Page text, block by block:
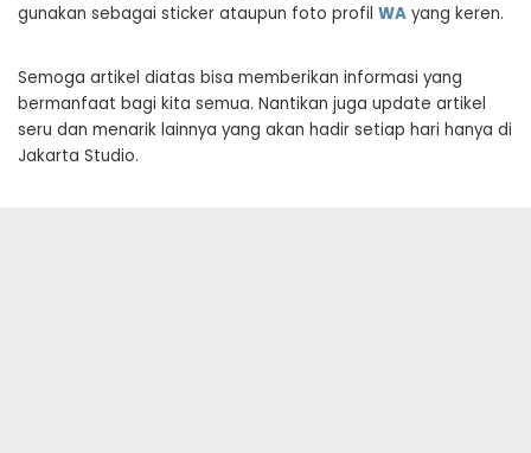
gunakan sebagai sticker ataupun foto profil WA yang keren.
Semoga artikel diatas bisa memberikan informasi yang
bermanfaat bagi kita semua. Nantikan juga update artikel
seru dan menarik lainnya yang akan hadir setiap hari hanya di
Jakarta Studio.